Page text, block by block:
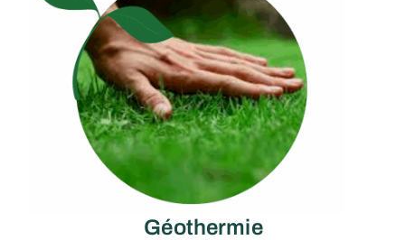
Géothermie